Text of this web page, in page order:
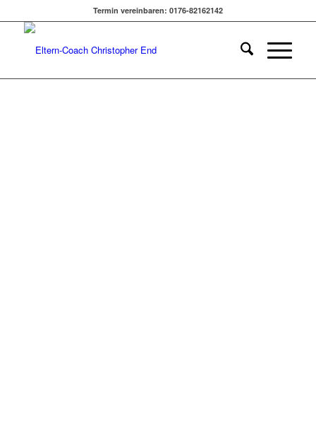
Termin vereinbaren: 0176-82162142
DICH AN DEINE GRENZE
BRINGT